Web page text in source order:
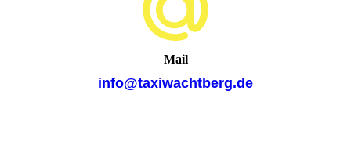
Mail
info@taxiwachtberg.de